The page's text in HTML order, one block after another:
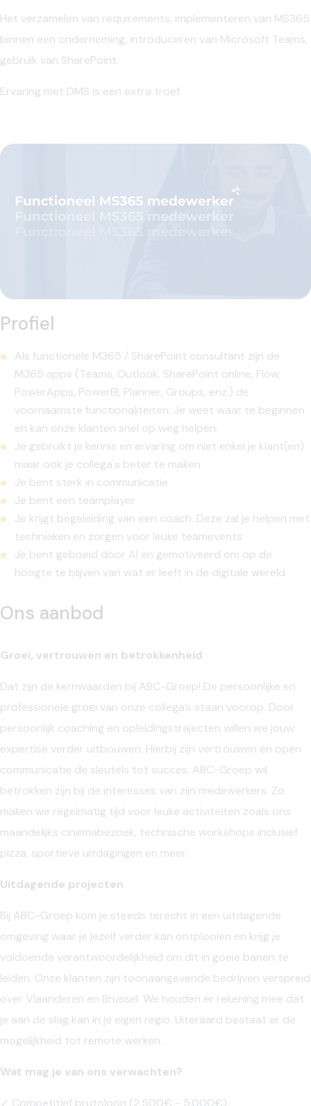
Het verzamelen van requirements, implementeren van MS365
binnen een onderneming, introduceren van Microsoft Teams,
gebruik van SharePoint.
Ervaring met DMS is een extra troef.
Profiel
Als functionele M365 / SharePoint consultant zijn de
M365 apps (Teams, Outlook, SharePoint online, Flow,
PowerApps, PowerBI, Planner, Groups, enz.) de
voornaamste functionaliteiten. Je weet waar te beginnen
en kan onze klanten snel op weg helpen.
Je gebruikt je kennis en ervaring om niet enkel je klant(en)
maar ook je collega's beter te maken
Je bent sterk in communicatie
Je bent een teamplayer
Je krijgt begeleiding van een coach. Deze zal je helpen met
technieken en zorgen voor leuke teamevents
Je bent geboeid door AI en gemotiveerd om op de
hoogte te blijven van wat er leeft in de digitale wereld
Ons aanbod
Groei, vertrouwen en betrokkenheid
Dat zijn de kernwaarden bij ABC-Groep! De persoonlijke en
professionele groei van onze collega’s staan voorop. Door
persoonlijk coaching en opleidingstrajecten willen we jouw
expertise verder uitbouwen. Hierbij zijn vertrouwen en open
communicatie de sleutels tot succes. ABC-Groep wil
betrokken zijn bij de interesses van zijn medewerkers. Zo
maken we regelmatig tijd voor leuke activiteiten zoals ons
maandelijks cinemabezoek, technische workshops inclusief
pizza, sportieve uitdagingen en meer.
Uitdagende projecten
Bij ABC-Groep kom je steeds terecht in een uitdagende
omgeving waar je jezelf verder kan ontplooien en krijg je
voldoende verantwoordelijkheid om dit in goeie banen te
leiden. Onze klanten zijn toonaangevende bedrijven verspreid
over Vlaanderen en Brussel. We houden er rekening mee dat
je aan de slag kan in je eigen regio. Uiteraard bestaat er de
mogelijkheid tot remote werken.
Wat mag je van ons verwachten?
✓ Competitief brutoloon (2.500€ - 5.000€)